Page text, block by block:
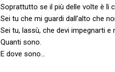
Soprattutto se il più delle volte è lì
Sei tu che mi guardi dall’alto che
Sei tu, lassù, che devi impegnarti
Quanti sono.
E dove sono…